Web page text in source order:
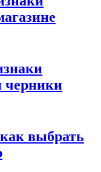
черники
выбрать